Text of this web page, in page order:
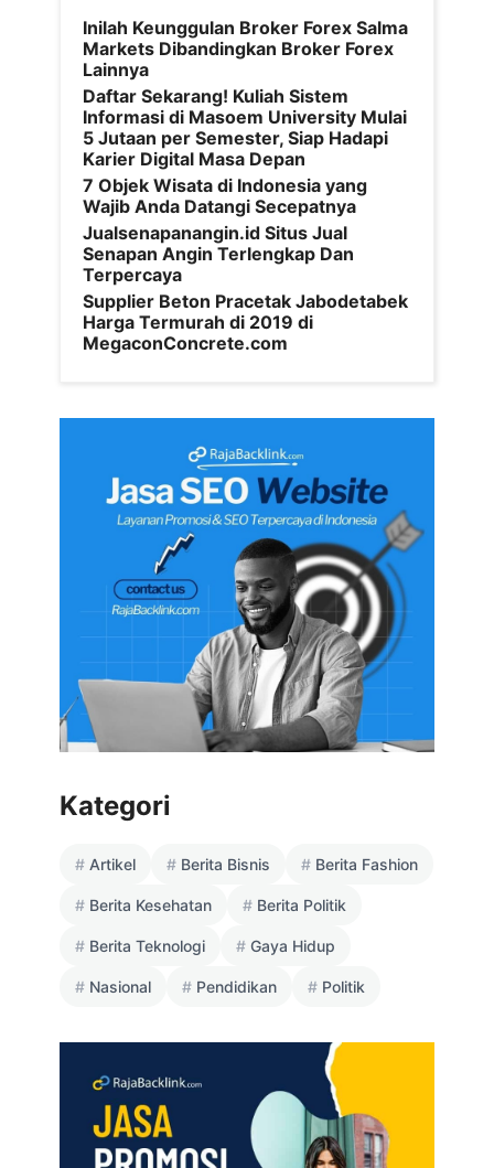
Inilah Keunggulan Broker Forex Salma
Markets Dibandingkan Broker Forex
Lainnya
Daftar Sekarang! Kuliah Sistem
Informasi di Masoem University Mulai
5 Jutaan per Semester, Siap Hadapi
Karier Digital Masa Depan
7 Objek Wisata di Indonesia yang
Wajib Anda Datangi Secepatnya
Jualsenapanangin.id Situs Jual
Senapan Angin Terlengkap Dan
Terpercaya
Supplier Beton Pracetak Jabodetabek
Harga Termurah di 2019 di
MegaconConcrete.com
Kategori
Artikel Berita Bisnis Berita Fashion
Berita Kesehatan Berita Politik
Berita Teknologi Gaya Hidup
Nasional Pendidikan Politik